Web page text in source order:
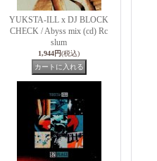
YUKSTA-ILL x DJ BLOCK
CHECK / Abyss mix (cd) Rc
slum
1,944円(税込)